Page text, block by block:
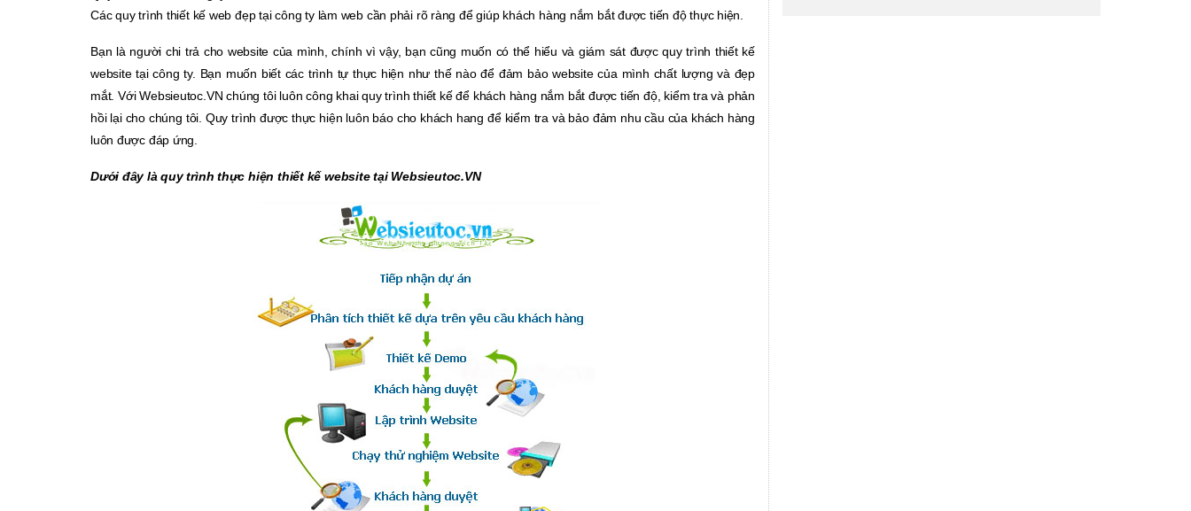
Các quy trình thiết kế web đẹp tại công ty làm web cần phải rõ ràng để giúp khách hàng nắm bắt được tiến độ thực hiện.
Bạn là người chi trả cho website của mình, chính vì vậy, bạn cũng muốn có thể hiểu và giám sát được quy trình thiết kế
website tại công ty. Bạn muốn biết các trình tự thực hiện như thế nào để đảm bảo website của mình chất lượng và đẹp
mắt. Với Websieutoc.VN chúng tôi luôn công khai quy trình thiết kế để khách hàng nắm bắt được tiến độ, kiểm tra và phản
hồi lại cho chúng tôi. Quy trình được thực hiện luôn báo cho khách hang để kiểm tra và bảo đảm nhu cầu của khách hàng
luôn được đáp ứng.
Dưới đây là quy trình thực hiện thiết kế website tại Websieutoc.VN